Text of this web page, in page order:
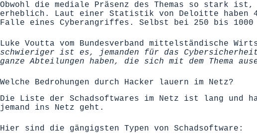
Obwohl die mediale Präsenz des Themas so stark
erheblich. Laut einer Statistik von Deloitte haben
Falle eines Cyberangriffes. Selbst bei 250 bis 1000
Luke Voutta vom Bundesverband mittelständische
schwieriger ist es, jemanden für das
ganze Abteilungen haben, die sich mit dem Thema
Welche Bedrohungen durch Hacker lauern im Netz?
Die Liste der Schadsoftwares im Netz ist lang
jemand ins Netz geht.
Hier sind die gängigsten Typen von Schadsoftware: